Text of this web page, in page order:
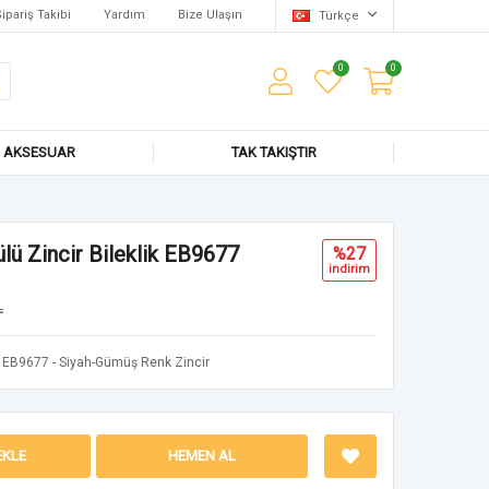
Takibi Yardım Bize Ulaşın Türkçe
0 0
AKSESUAR TAK TAKIŞTIR
Zincir Bileklik EB9677 %27
i̇ndi̇ri̇m
EB9677 - Siyah-Gümüş Renk Zincir
HEMEN AL